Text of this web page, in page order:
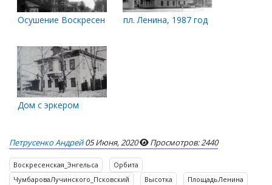
Осушение Воскресенской улицыпл. Ленина, 1987 год
Дом с эркером
Петрусенко Андрей 05 Июня, 2020 Просмотров: 2440
Воскресенская_Энгельса
Орбита
ЧумбароваЛучинского_Псковский
Высотка
ПлощадьЛенина